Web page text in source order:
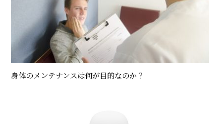
身体のメンテナンスは何が目的なのか？